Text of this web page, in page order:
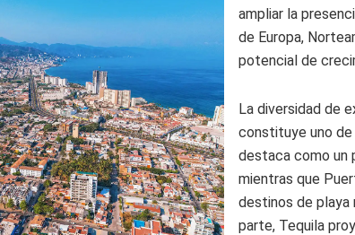
ampliar la
de Europa,
potencial de
La diversidad de
constituye uno de
destaca como un
mientras que
destinos de playa
parte, Tequila